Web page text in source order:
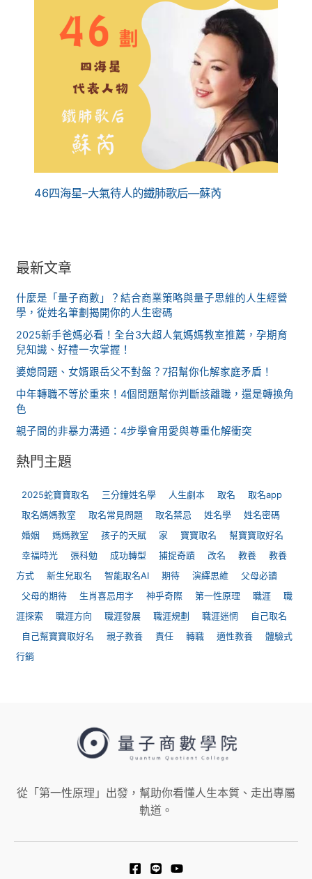
46四海星–大氣待人的鐵肺歌后—蘇芮
最新文章
什麼是「量子商數」？結合商業策略與量子思維的人生經營
學，從姓名筆劃揭開你的人生密碼
2025新手爸媽必看！全台3大超人氣媽媽教室推薦，孕期育
兒知識、好禮一次掌握！
婆媳問題、女婿跟岳父不對盤？7招幫你化解家庭矛盾！
中年轉職不等於重來！4個問題幫你判斷該離職，還是轉換角
色
親子間的非暴力溝通：4步學會用愛與尊重化解衝突
熱門主題
2025蛇寶寶取名 三分鐘姓名學 人生劇本 取名
取名app
取名媽媽教室
取名常見問題 取名禁忌 姓名學
姓名密碼
婚姻
媽媽教室 孩子的天賦 家 寶寶取名
幫寶寶取好名
幸福時光
張科勉 成功轉型 捕捉奇蹟 改名 教養
教養
方式
新生兒取名 智能取名AI 期待 演繹思維
父母必讀
父母的期待
生肖喜忌用字 神乎奇際 第一性原理 職涯
職
涯探索
職涯方向 職涯發展 職涯規劃 職涯迷惘
自己取名
自己幫寶寶取好名
親子教養 責任 轉職 適性教養
體驗式
行銷
從「第一性原理」出發，幫助你看懂人生本質、走出專屬
軌道。